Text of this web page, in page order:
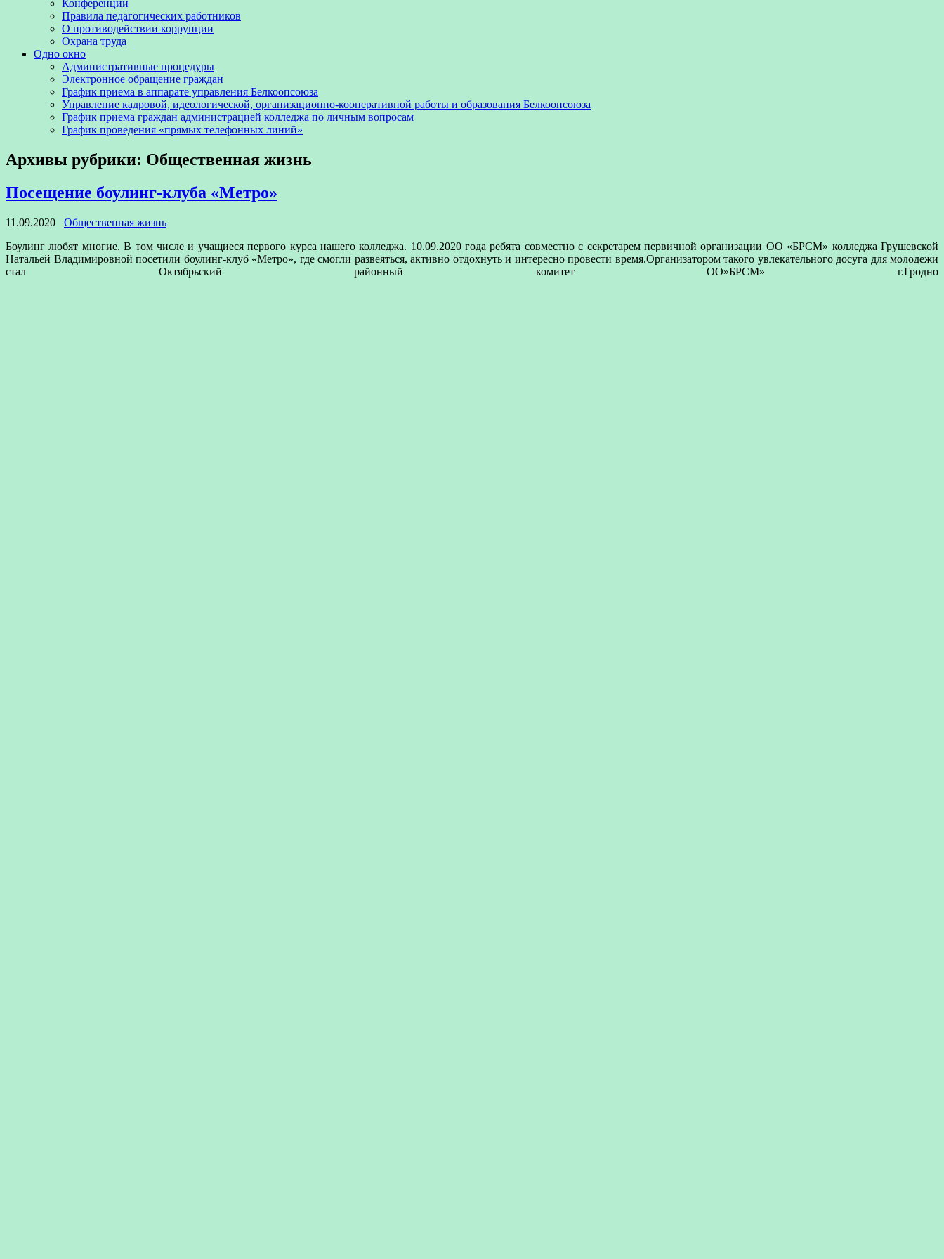
Конференции
Правила педагогических работников
О противодействии коррупции
Охрана труда
Одно окно
Административные процедуры
Электронное обращение граждан
График приема в аппарате управления Белкоопсоюза
Управление кадровой, идеологической, организационно-кооперативной работы и образования Белкоопсоюза
График приема граждан администрацией колледжа по личным вопросам
График проведения «прямых телефонных линий»
Архивы рубрики: Общественная жизнь
Посещение боулинг-клуба «Метро»
11.09.2020
Общественная жизнь
Боулинг любят многие. В том числе и учащиеся первого курса нашего колледжа. 10.09.2020 года ребята совместно с секретарем первичной организации ОО «БРСМ» колледжа Грушевской
Натальей Владимировной посетили боулинг-клуб «Метро», где смогли развеяться, активно отдохнуть и интересно провести время.Организатором такого увлекательного досуга для молодежи
стал Октябрьский районный комитет ОО»БРСМ» г.Гродно